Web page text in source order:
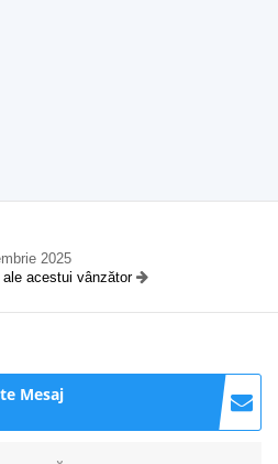
2025
ale acestui vânzător
Mesaj